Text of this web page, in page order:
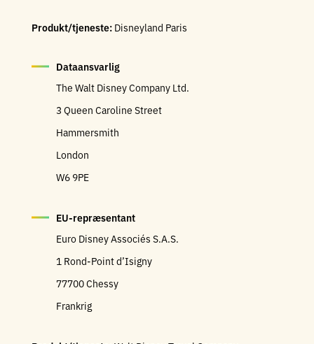
Produkt/tjeneste: Disneyland Paris
Dataansvarlig
The Walt Disney Company Ltd.
3 Queen Caroline Street
Hammersmith
London
W6 9PE
EU-repræsentant
Euro Disney Associés S.A.S.
1 Rond-Point d’Isigny
77700 Chessy
Frankrig